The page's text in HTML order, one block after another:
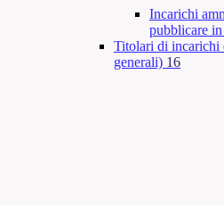
Incarichi
pubblicare
Titolari di incarichi
generali) 16